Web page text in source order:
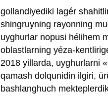
gollandiyediki lagér
shingruyning rayonning
uyghurlar nopusi hélihem
oblastlarning yéza-
2018 yillarda, uyghurlarni
qamash dolqunidin ilgiri,
bashlanghuch